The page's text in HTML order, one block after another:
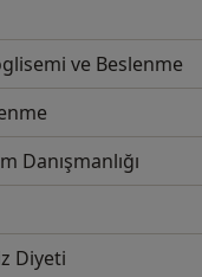
ve Beslenme
Danışmanlığı
Diyeti